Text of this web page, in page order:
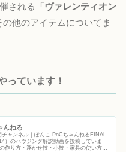
される
「ヴァレンティオン
他のアイテムについてま
っています！
んねる
ャンネル｜ぽんこ‐PnCちゃんねるFINAL
）のハウジング解説動画を投稿していま
作り方・浮かせ技・小技・家具の使い方な